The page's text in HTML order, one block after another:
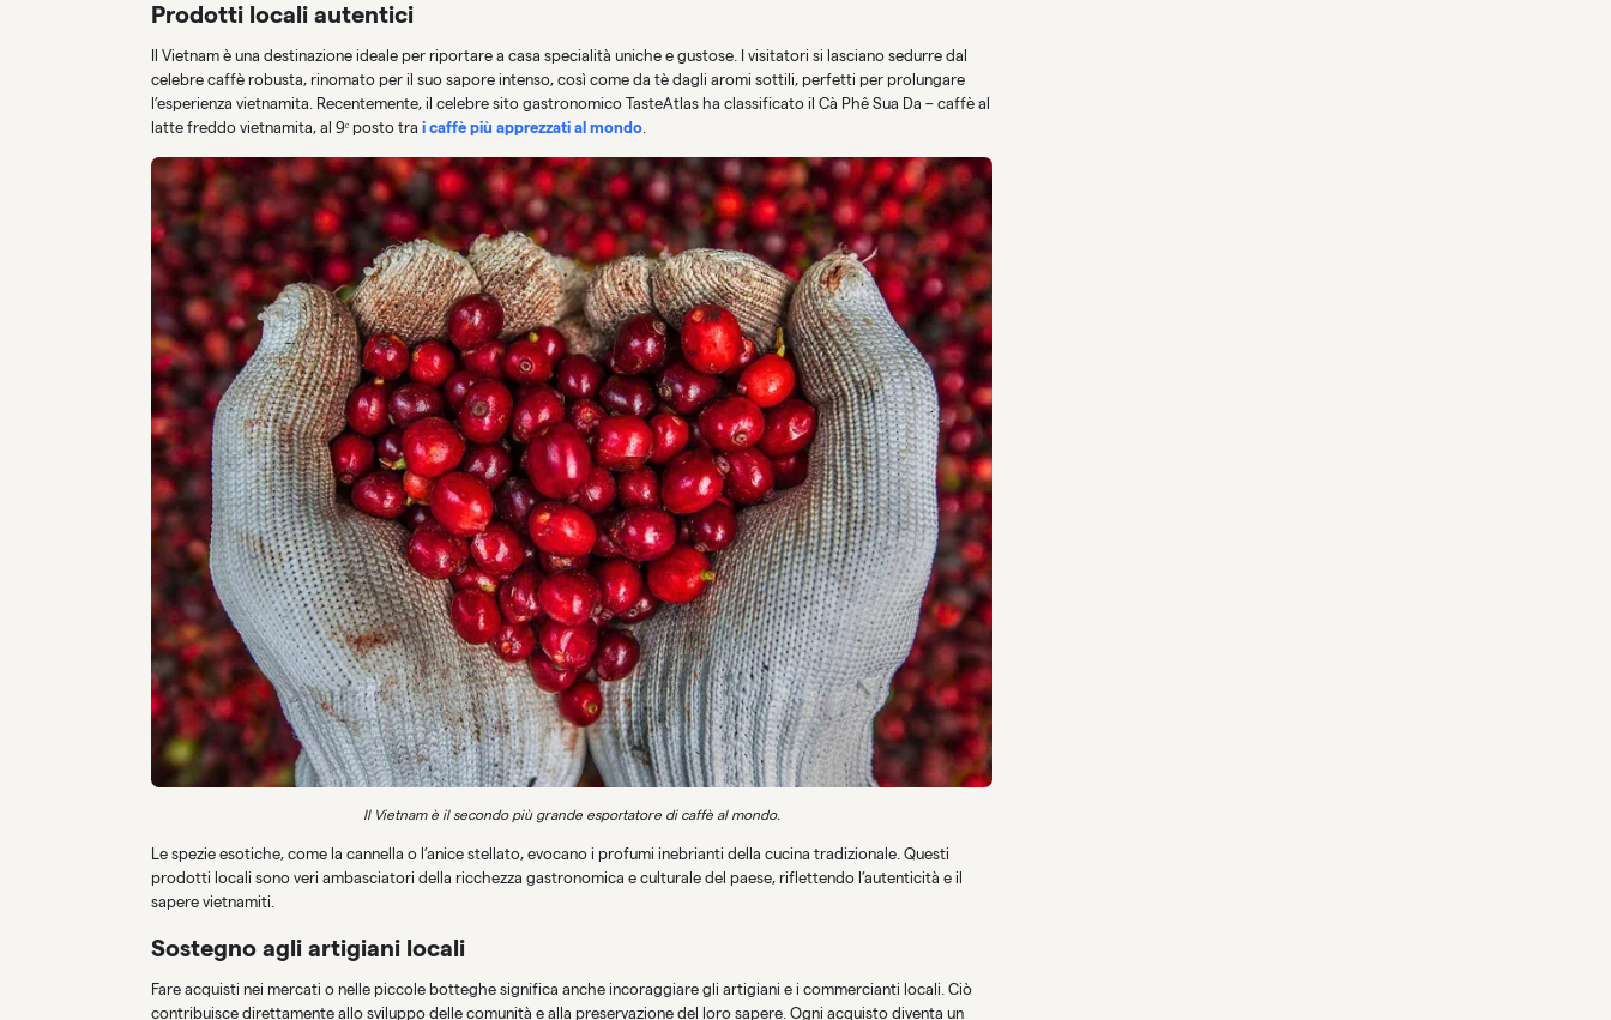
Prodotti locali autentici
Il Vietnam è una destinazione ideale per riportare a casa specialità uniche e gustose. I visitatori si lasciano sedurre dal
celebre caffè robusta, rinomato per il suo sapore intenso, così come da tè dagli aromi sottili, perfetti per prolungare
l’esperienza vietnamita. Recentemente, il celebre sito gastronomico TasteAtlas ha classificato il Cà Phê Sua Da – caffè al
latte freddo vietnamita, al 9ᵉ posto tra i caffè più apprezzati al mondo.
Il Vietnam è il secondo più grande esportatore di caffè al mondo.
Le spezie esotiche, come la cannella o l’anice stellato, evocano i profumi inebrianti della cucina tradizionale. Questi
prodotti locali sono veri ambasciatori della ricchezza gastronomica e culturale del paese, riflettendo l’autenticità e il
sapere vietnamiti.
Sostegno agli artigiani locali
Fare acquisti nei mercati o nelle piccole botteghe significa anche incoraggiare gli artigiani e i commercianti locali. Ciò
contribuisce direttamente allo sviluppo delle comunità e alla preservazione del loro sapere. Ogni acquisto diventa un